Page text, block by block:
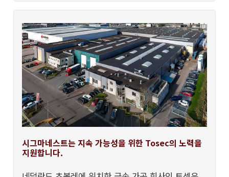
시그마네스트는 지속 가능성을 위한 Tosec의 노력을
지원합니다.